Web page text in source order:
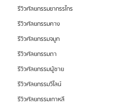
รีวิวศัลยกรรมขากรรไกร
รีวิวศัลยกรรมคาง
รีวิวศัลยกรรมจมูก
รีวิวศัลยกรรมตา
รีวิวศัลยกรรมผู้ชาย
รีวิวศัลยกรรมวีไลน์
รีวิวศัลยกรรมเกาหลี